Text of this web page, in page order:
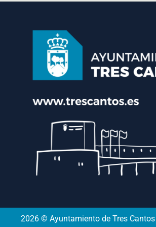
2026 © Ayuntamiento de Tres